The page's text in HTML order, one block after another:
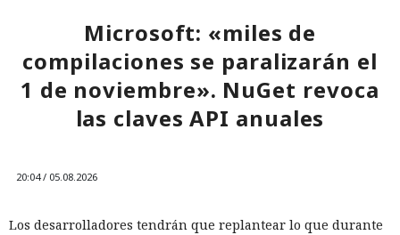
Microsoft: «miles de
compilaciones se paralizarán el
1 de noviembre». NuGet revoca
las claves API anuales
20:04 / 05.08.2026
Los desarrolladores tendrán que replantear lo que durante